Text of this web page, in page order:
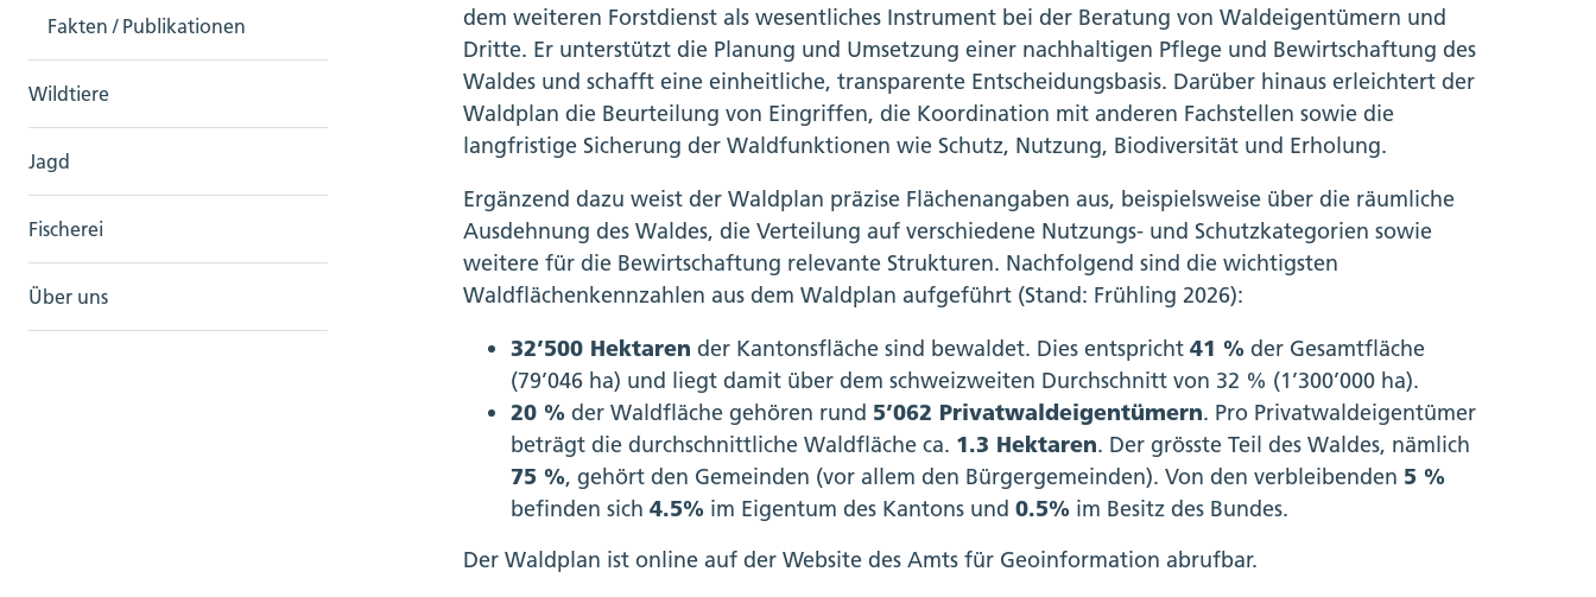
Fakten / Publikationen
Wildtiere
Jagd
Fischerei
Über uns
dem weiteren Forstdienst als wesentliches Instrument bei der Beratung von Waldeigentümern und
Dritte. Er unterstützt die Planung und Umsetzung einer nachhaltigen Pflege und Bewirtschaftung des
Waldes und schafft eine einheitliche, transparente Entscheidungsbasis. Darüber hinaus erleichtert der
Waldplan die Beurteilung von Eingriffen, die Koordination mit anderen Fachstellen sowie die
langfristige Sicherung der Waldfunktionen wie Schutz, Nutzung, Biodiversität und Erholung.
Ergänzend dazu weist der Waldplan präzise Flächenangaben aus, beispielsweise über die räumliche
Ausdehnung des Waldes, die Verteilung auf verschiedene Nutzungs- und Schutzkategorien sowie
weitere für die Bewirtschaftung relevante Strukturen. Nachfolgend sind die wichtigsten
Waldflächenkennzahlen aus dem Waldplan aufgeführt (Stand: Frühling 2026):
32’500 Hektaren der Kantonsfläche sind bewaldet. Dies entspricht 41 % der Gesamtfläche
(79’046 ha) und liegt damit über dem schweizweiten Durchschnitt von 32 % (1’300’000 ha).
20 % der Waldfläche gehören rund 5’062 Privatwaldeigentümern. Pro Privatwaldeigentümer
beträgt die durchschnittliche Waldfläche ca. 1.3 Hektaren. Der grösste Teil des Waldes, nämlich
75 %, gehört den Gemeinden (vor allem den Bürgergemeinden). Von den verbleibenden 5 %
befinden sich 4.5% im Eigentum des Kantons und 0.5% im Besitz des Bundes.
Der Waldplan ist online auf der Website des Amts für Geoinformation abrufbar.